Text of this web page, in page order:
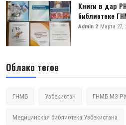
Книги в дар
библиотеке
Admin 2 Марта 27,
Облако тегов
ГНМБ Узбекистан ГНМБ МЗ
Медицинская библиотека Узбекистана